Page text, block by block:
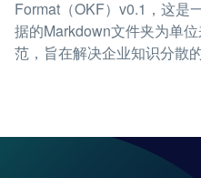
Format（OKF）v0.1，这是
据的Markdown文件夹为单
范，旨在解决企业知识分散的